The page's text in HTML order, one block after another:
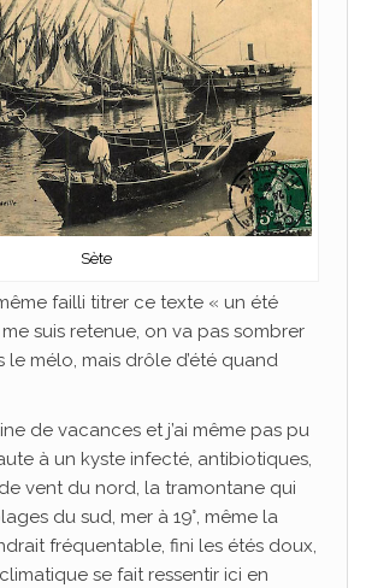
Sète
même failli titrer ce texte « un été
suis retenue, on va pas sombrer
mélo, mais drôle d’été quand
de vacances et j’ai même pas pu
à un kyste infecté, antibiotiques,
vent du nord, la tramontane qui
du sud, mer à 19°, même la
fréquentable, fini les étés doux,
se fait ressentir ici en